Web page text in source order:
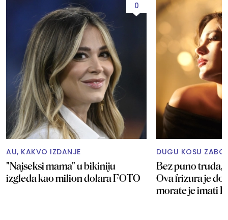
0
AU, KAKVO IZDANJE
"Najseksi mama" u bikiniju
izgleda kao milion dolara FOTO
DUGU KOSU
Bez puno truda,
Ova frizura je
morate je imati